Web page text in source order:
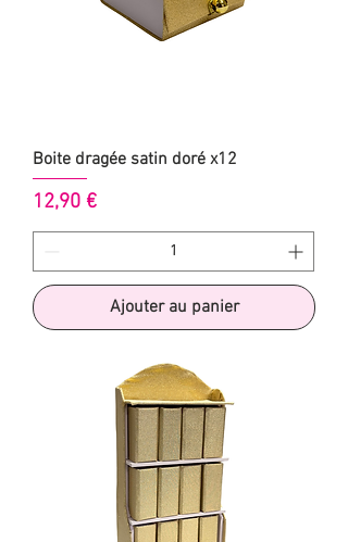
Boite dragée satin doré x12
Prix
12,90 €
Ajouter au panier